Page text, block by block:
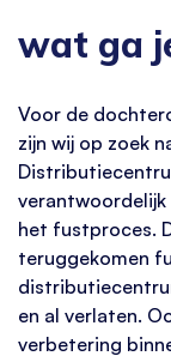
wat ga
Voor de
zijn wij op zoek
het fustproces.
teruggekomen
en al verlaten.
verbetering